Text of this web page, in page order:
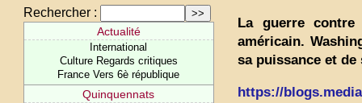
Rechercher :
Actualité
International
Culture Regards critiques
France Vers 6è république
Quinquennats
La guerre
américain.
sa puissance et de
https://